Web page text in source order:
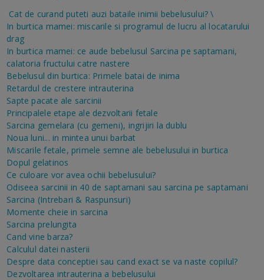
Cat de curand puteti auzi bataile inimii bebelusului? \
In burtica mamei: miscarile si programul de lucru al locatarului
drag
In burtica mamei: ce aude bebelusul Sarcina pe saptamani,
calatoria fructului catre nastere
Bebelusul din burtica: Primele batai de inima
Retardul de crestere intrauterina
Sapte pacate ale sarcinii
Principalele etape ale dezvoltarii fetale
Sarcina gemelara (cu gemeni), ingrijiri la dublu
Noua luni... in mintea unui barbat
Miscarile fetale, primele semne ale bebelusului in burtica
Dopul gelatinos
Ce culoare vor avea ochii bebelusului?
Odiseea sarcinii in 40 de saptamani sau sarcina pe saptamani
Sarcina (Intrebari & Raspunsuri)
Momente cheie in sarcina
Sarcina prelungita
Cand vine barza?
Calculul datei nasterii
Despre data conceptiei sau cand exact se va naste copilul?
Dezvoltarea intrauterina a bebelusului